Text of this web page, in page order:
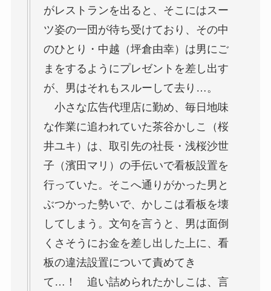
がレストランを出ると、そこにはスー
ツ姿の一団が待ち受けており、その中
のひとり・中越（坪倉由幸）は男にご
まをするようにプレゼントを差し出す
が、男はそれもスルーして去り…。
小さな広告代理店に勤め、毎日地味
な作業に追われていた茶谷かしこ（桜
井ユキ） は、取引先の社長・浅桜沙世
子（濱田マリ）の手伝いで看板設置を
行っていた。そこへ通りがかった男と
ぶつかった勢いで、かしこは看板を壊
してしまう。文句を言うと、男は面倒
くさそうにお金を差し出した上に、看
板の違法設置について責めてき
て…！ 追い詰められたかしこは、言